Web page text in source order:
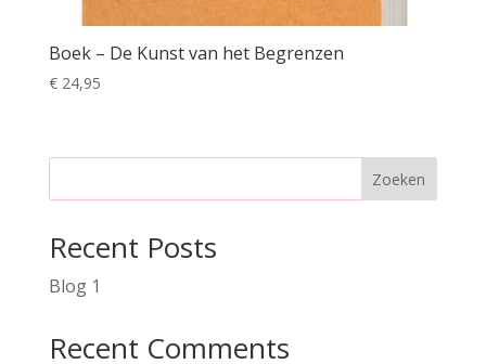
Boek – De Kunst van het Begrenzen
€24,95
Zoeken
Recent Posts
Blog 1
Recent Comments